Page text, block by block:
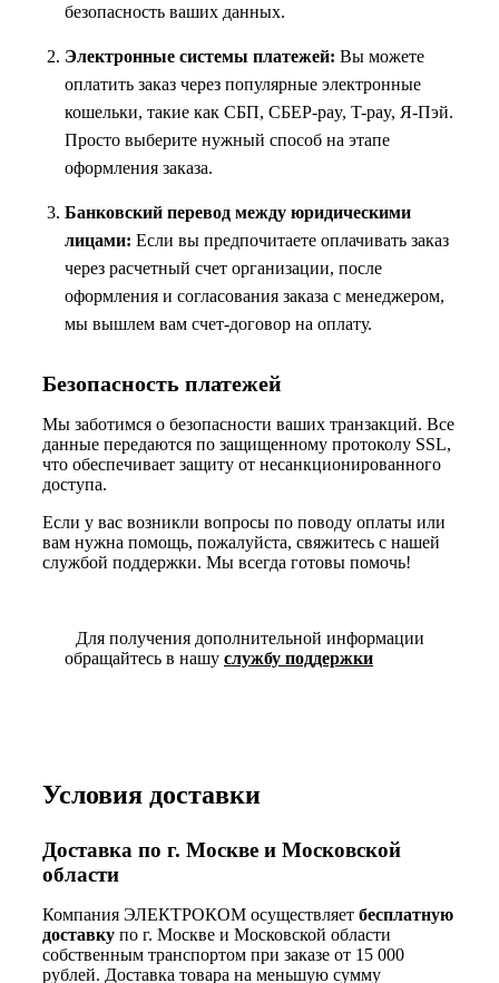
безопасность ваших данных.
Электронные системы платежей: Вы можете
оплатить заказ через популярные электронные
кошельки, такие как СБП, СБЕР-pay, T-pay, Я-Пэй.
Просто выберите нужный способ на этапе
оформления заказа.
Банковский перевод между юридическими
лицами: Если вы предпочитаете оплачивать заказ
через расчетный счет организации, после
оформления и согласования заказа с менеджером,
мы вышлем вам счет-договор на оплату.
Безопасность платежей
Мы заботимся о безопасности ваших транзакций. Все
данные передаются по защищенному протоколу SSL,
что обеспечивает защиту от несанкционированного
доступа.
Если у вас возникли вопросы по поводу оплаты или
вам нужна помощь, пожалуйста, свяжитесь с нашей
службой поддержки. Мы всегда готовы помочь!
Для получения дополнительной информации
обращайтесь в нашу службу поддержки
Условия доставки
Доставка по г. Москве и Московской
области
Компания ЭЛЕКТРОКОМ осуществляет бесплатную
доставку по г. Москве и Московской области
собственным транспортом при заказе от 15 000
рублей. Доставка товара на меньшую сумму